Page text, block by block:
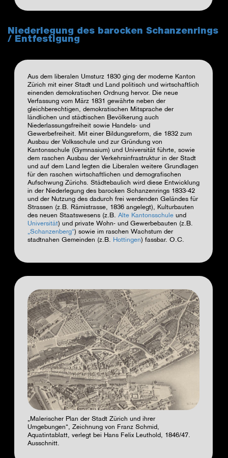
Niederlegung des barocken Schanzenrings
/ Entfestigung
Aus dem liberalen Umsturz 1830 ging der moderne Kanton
Zürich mit einer Stadt und Land politisch und wirtschaftlich
einenden demokratischen Ordnung hervor. Die neue
Verfassung vom März 1831 gewährte neben der
gleichberechtigen, demokratischen Mitsprache der
ländlichen und städtischen Bevölkerung auch
Niederlassungsfreiheit sowie Handels- und
Gewerbefreiheit. Mit einer Bildungsreform, die 1832 zum
Ausbau der Volksschule und zur Gründung von
Kantonsschule (Gymnasium) und Universität führte, sowie
dem raschen Ausbau der Verkehrsinfrastruktur in der Stadt
und auf dem Land legten die Liberalen weitere Grundlagen
für den raschen wirtschaftlichen und demografischen
Aufschwung Zürichs. Städtebaulich wird diese Entwicklung
in der Niederlegung des barocken Schanzenrings 1833-42
und der Nutzung des dadurch frei werdenden Geländes für
Strassen (z.B. Rämistrasse, 1836 angelegt), Kulturbauten
des neuen Staatswesens (z.B. Alte Kantonsschule und
Universität) und private Wohn- und Gewerbebauten (z.B.
„Schanzenberg“) sowie im raschen Wachstum der
stadtnahen Gemeinden (z.B. Hottingen) fassbar. O.C.
„Malerischer Plan der Stadt Zürich und ihrer
Umgebungen“, Zeichnung von Franz Schmid,
Aquatintablatt, verlegt bei Hans Felix Leuthold, 1846/47.
Ausschnitt.